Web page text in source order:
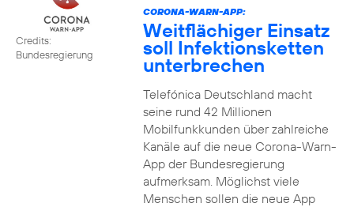
Credits:
Bundesregierung
CORONA-WARN-APP:
Weitflächiger Einsatz
soll Infektionsketten
unterbrechen
Telefónica Deutschland macht
seine rund 42 Millionen
Mobilfunkkunden über zahlreiche
Kanäle auf die neue Corona-Warn-
App der Bundesregierung
aufmerksam. Möglichst viele
Menschen sollen die neue App